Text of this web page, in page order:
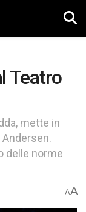
Teatro
mette in
delle norme
AA